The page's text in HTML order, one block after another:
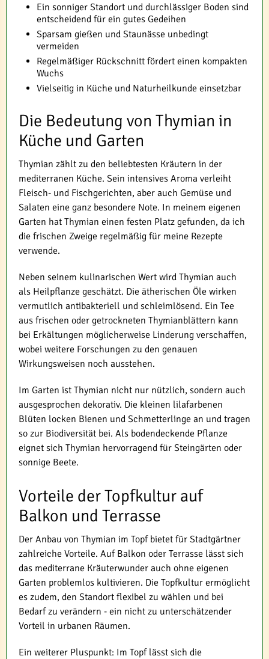
Ein sonniger Standort und durchlässiger Boden sind
entscheidend für ein gutes Gedeihen
Sparsam gießen und Staunässe unbedingt
vermeiden
Regelmäßiger Rückschnitt fördert einen kompakten
Wuchs
Vielseitig in Küche und Naturheilkunde einsetzbar
Die Bedeutung von Thymian in
Küche und Garten
Thymian zählt zu den beliebtesten Kräutern in der
mediterranen Küche. Sein intensives Aroma verleiht
Fleisch- und Fischgerichten, aber auch Gemüse und
Salaten eine ganz besondere Note. In meinem eigenen
Garten hat Thymian einen festen Platz gefunden, da ich
die frischen Zweige regelmäßig für meine Rezepte
verwende.
Neben seinem kulinarischen Wert wird Thymian auch
als Heilpflanze geschätzt. Die ätherischen Öle wirken
vermutlich antibakteriell und schleimlösend. Ein Tee
aus frischen oder getrockneten Thymianblättern kann
bei Erkältungen möglicherweise Linderung verschaffen,
wobei weitere Forschungen zu den genauen
Wirkungsweisen noch ausstehen.
Im Garten ist Thymian nicht nur nützlich, sondern auch
ausgesprochen dekorativ. Die kleinen lilafarbenen
Blüten locken Bienen und Schmetterlinge an und tragen
so zur Biodiversität bei. Als bodendeckende Pflanze
eignet sich Thymian hervorragend für Steingärten oder
sonnige Beete.
Vorteile der Topfkultur auf
Balkon und Terrasse
Der Anbau von Thymian im Topf bietet für Stadtgärtner
zahlreiche Vorteile. Auf Balkon oder Terrasse lässt sich
das mediterrane Kräuterwunder auch ohne eigenen
Garten problemlos kultivieren. Die Topfkultur ermöglicht
es zudem, den Standort flexibel zu wählen und bei
Bedarf zu verändern - ein nicht zu unterschätzender
Vorteil in urbanen Räumen.
Ein weiterer Pluspunkt: Im Topf lässt sich die